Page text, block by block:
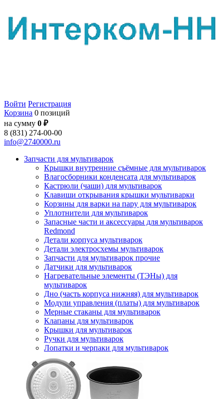
Войти Регистрация
Корзина 0 позиций
на сумму 0 ₽
8 (831) 274-00-00
info@2740000.ru
Запчасти для мультиварок
Крышки внутренние съёмные для мультиварок
Влагосборники конденсата для мультиварок
Кастрюли (чаши) для мультиварок
Клавиши открывания крышки мультиварки
Корзины для варки на пару для мультиварок
Уплотнители для мультиварок
Запасные части и аксессуары для мультиварок
Redmond
Детали корпуса мультиварок
Детали электросхемы мультиварок
Запчасти для мультиварок прочие
Датчики для мультиварок
Нагревательные элементы (ТЭНы) для
мультиварок
Дно (часть корпуса нижняя) для мультиварок
Модули управления (платы) для мультиварок
Мерные стаканы для мультиварок
Клапаны для мультиварок
Крышки для мультиварок
Ручки для мультиварок
Лопатки и черпаки для мультиварок